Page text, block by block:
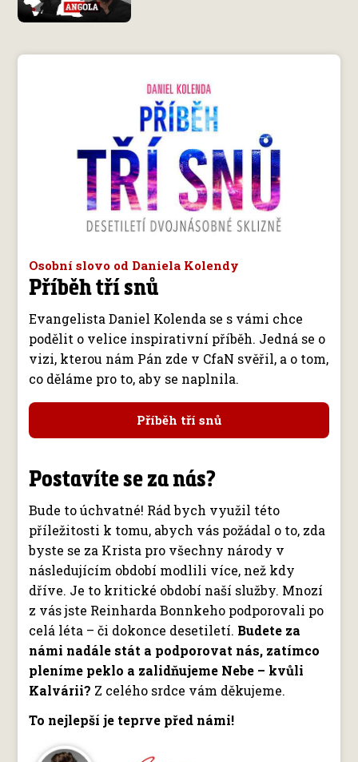
Osobní slovo od Daniela Kolendy
Příběh tří snů
Evangelista Daniel Kolenda se s vámi chce
podělit o velice inspirativní příběh. Jedná se o
vizi, kterou nám Pán zde v CfaN svěřil, a o tom,
co děláme pro to, aby se naplnila.
Příběh tří snů
Postavíte se za nás?
Bude to úchvatné! Rád bych využil této
příležitosti k tomu, abych vás požádal o to, zda
byste se za Krista pro všechny národy v
následujícím období modlili více, než kdy
dříve. Je to kritické období naší služby. Mnozí
z vás jste Reinharda Bonnkeho podporovali po
celá léta – či dokonce desetiletí. Budete za
námi nadále stát a podporovat nás, zatímco
pleníme peklo a zalidňujeme Nebe – kvůli
Kalvárii? Z celého srdce vám děkujeme.
To nejlepší je teprve před námi!